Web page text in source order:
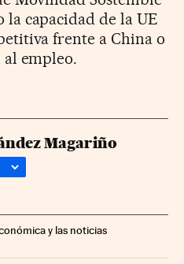
la capacidad de la UE
frente a China o
al empleo.
Magariño
y las noticias